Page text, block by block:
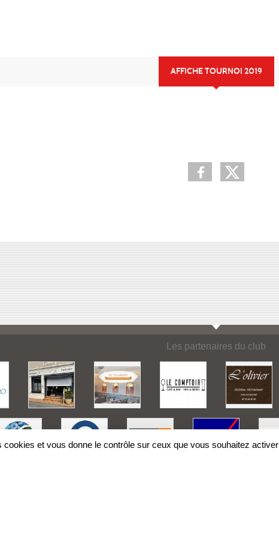
AFFICHE TOURNOI 2019
Les partenaires du club
cookies et vous donne le contrôle sur ceux que vous souhaitez activer